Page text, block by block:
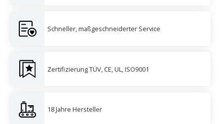
Schneller, maßgeschneiderter Service
Zertifizierung TÜV, CE, UL, ISO9001
18 Jahre Hersteller